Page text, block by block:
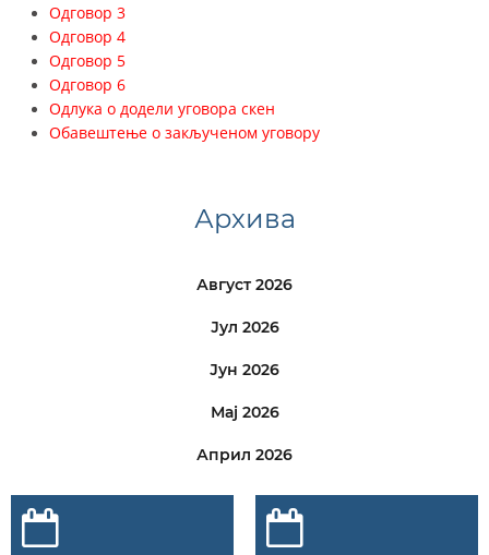
Одговор 3
Одговор 4
Одговор 5
Одговор 6
Одлука о додели уговора скен
Обавештењe o закљученом уговору
Архива
Август 2026
Јул 2026
Јун 2026
Мај 2026
Април 2026